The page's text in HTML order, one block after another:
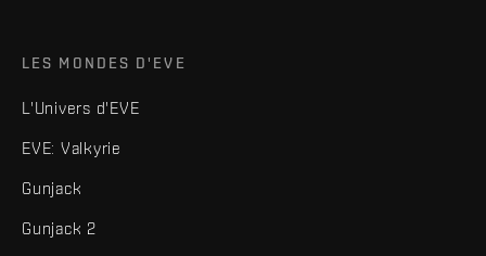
LES MONDES D'EVE
L'Univers d'EVE
EVE: Valkyrie
Gunjack
Gunjack 2